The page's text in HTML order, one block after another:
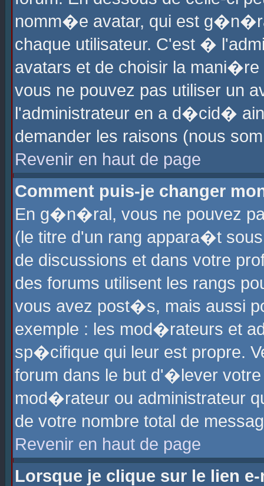
nomm�e avatar, qui est
chaque utilisateur. C'est �
avatars et de choisir la
vous ne pouvez pas utiliser un
l'administrateur en a d�cid�
demander les raisons (nous
Revenir en haut de page
Comment puis-je changer
En g�n�ral, vous ne pouvez
(le titre d'un rang appara�t
de discussions et dans votre
des forums utilisent les rangs
vous avez post�s, mais aussi
exemple : les mod�rateurs et
sp�cifique qui leur est propre.
forum dans le but d'�lever
mod�rateur ou administrateur
de votre nombre total de
Revenir en haut de page
Lorsque je clique sur le lien